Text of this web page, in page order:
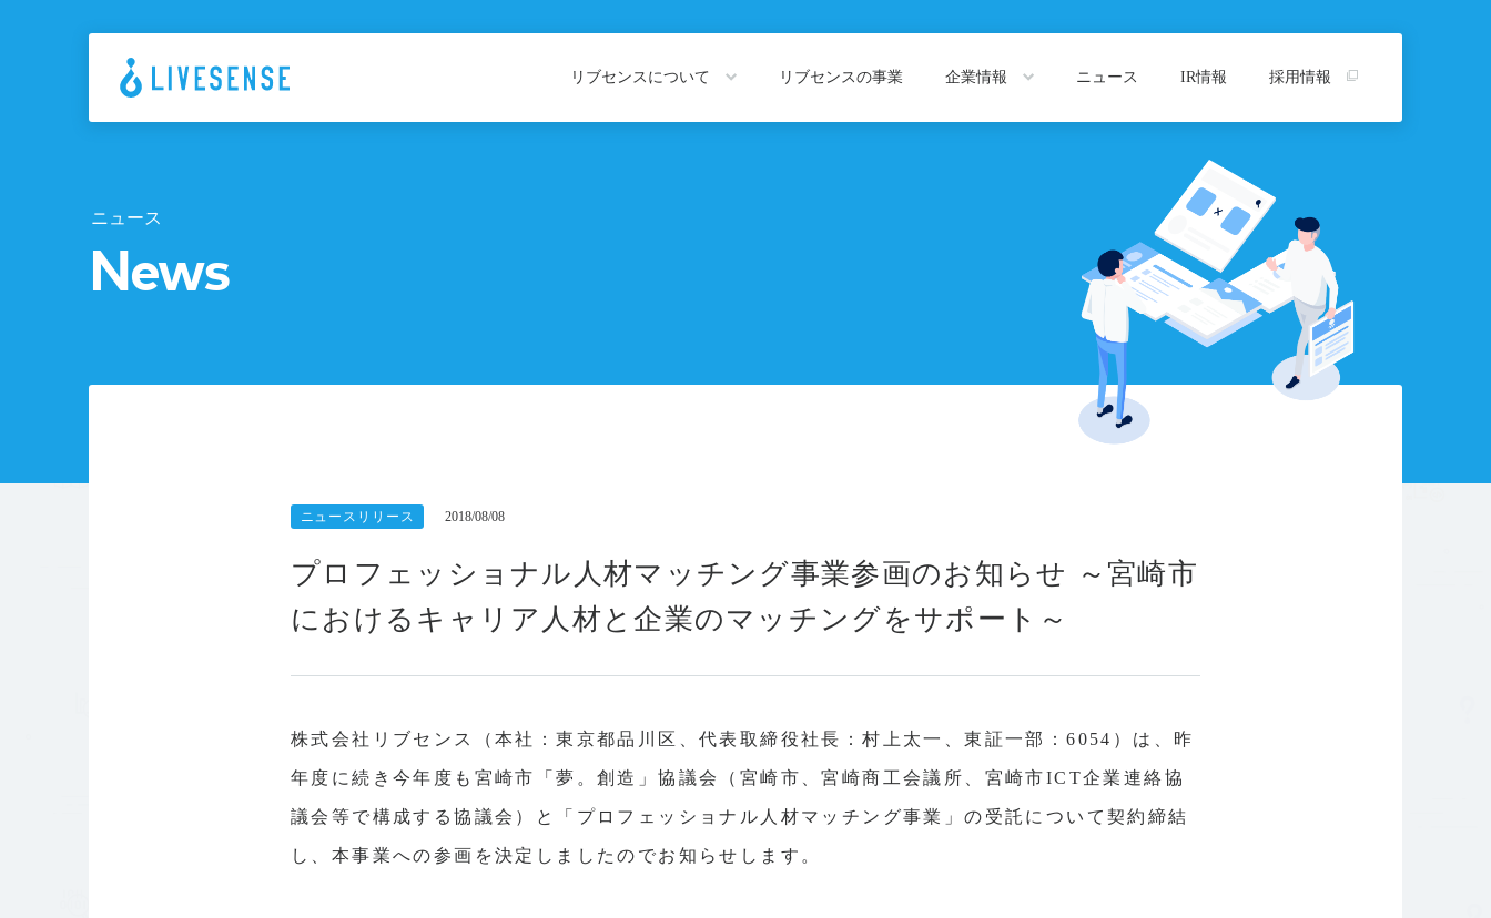
リブセンスについて リブセンスの事業 企業情報
アルムナイの方はこちら
ニュース IR情報 採用情報
ニュース
News
ニュースリリース 2018/08/08
プロフェッショナル人材マッチング事業参画のお知らせ ～宮崎市
におけるキャリア人材と企業のマッチングをサポート～
株式会社リブセンス（本社：東京都品川区、代表取締役社長：村上太一、東証一部：6054）は、昨
年度に続き今年度も宮崎市「夢。創造」協議会（宮崎市、宮崎商工会議所、宮崎市ICT企業連絡協
議会等で構成する協議会）と「プロフェッショナル人材マッチング事業」の受託について契約締結
し、本事業への参画を決定しましたのでお知らせします。